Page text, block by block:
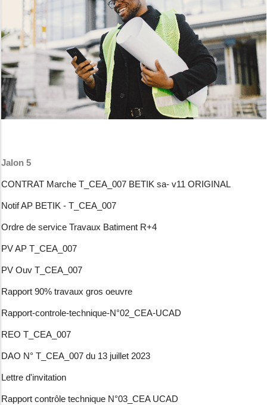
Jalon 5
CONTRAT Marche T_CEA_007 BETIK sa- v11 ORIGINAL
Notif AP BETIK - T_CEA_007
Ordre de service Travaux Batiment R+4
PV AP T_CEA_007
PV Ouv T_CEA_007
Rapport 90% travaux gros oeuvre
Rapport-controle-technique-N°02_CEA-UCAD
REO T_CEA_007
DAO N° T_CEA_007 du 13 juillet 2023
Lettre d'invitation
Rapport contrôle technique N°03_CEA UCAD